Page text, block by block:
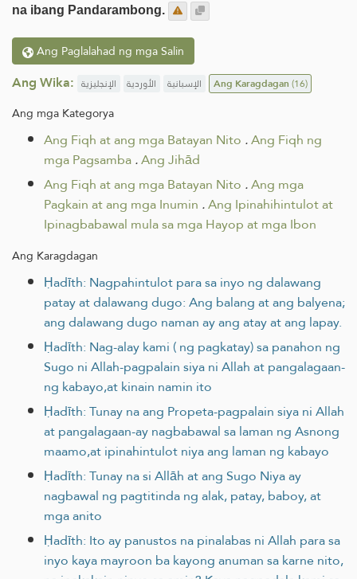
na ibang Pandarambong.
Ang Paglalahad ng mga Salin
Ang Wika: الإنجليزية الأوردية الإسبانية Ang Karagdagan(16)
Ang mga Kategorya
Ang Fiqh at ang mga Batayan Nito .Ang Fiqh ng
mga Pagsamba.Ang Jihād
Ang Fiqh at ang mga Batayan Nito .Ang mga
Pagkain at ang mga Inumin .Ang Ipinahihintulot at
Ipinagbabawal mula sa mga Hayop at mga Ibon
Ang Karagdagan
Ḥadīth: Nagpahintulot para sa inyo ng dalawang
patay at dalawang dugo: Ang balang at ang balyena;
ang dalawang dugo naman ay ang atay at ang lapay.
Ḥadīth: Nag-alay kami ( ng pagkatay) sa panahon ng
Sugo ni Allah-pagpalain siya ni Allah at pangalagaan-
ng kabayo,at kinain namin ito
Ḥadīth: Tunay na ang Propeta-pagpalain siya ni Allah
at pangalagaan-ay nagbabawal sa laman ng Asnong
maamo,at ipinahintulot niya ang laman ng kabayo
Ḥadīth: Tunay na si Allāh at ang Sugo Niya ay
nagbawal ng pagtitinda ng alak, patay, baboy, at
mga anito
Ḥadīth: Ito ay panustos na pinalabas ni Allah para sa
inyo kaya mayroon ba kayong anuman sa karne nito,